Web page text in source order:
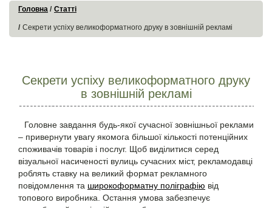
Головна Статті
Секрети успіху великоформатного друку в зовнішній рекламі
Секрети успіху великоформатного друку
в зовнішній рекламі
Головне завдання будь-якої сучасної зовнішньої реклами
– привернути увагу якомога більшої кількості потенційних
споживачів товарів і послуг. Щоб виділитися серед
візуальної насиченості вулиць сучасних міст, рекламодавці
роблять ставку на великий формат рекламного
повідомлення та широкоформатну поліграфію від
топового виробника. Остання умова забезпечує